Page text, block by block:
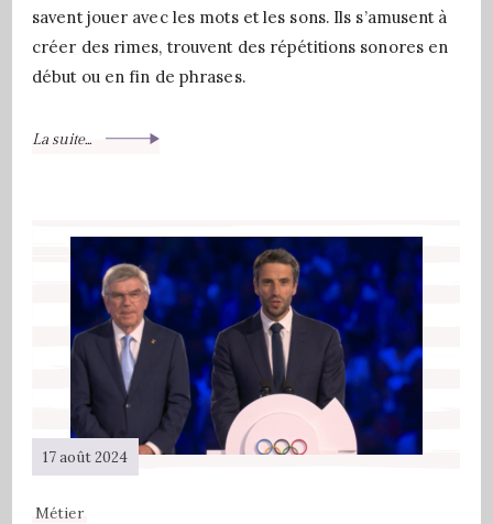
savent jouer avec les mots et les sons. Ils s’amusent à
créer des rimes, trouvent des répétitions sonores en
début ou en fin de phrases.
La suite...
17 août 2024
Métier